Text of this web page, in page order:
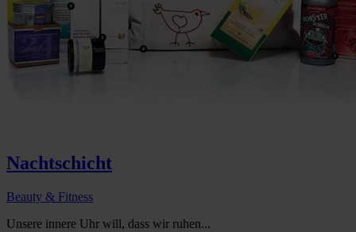
Nachtschicht
Beauty & Fitness
Unsere innere Uhr will, dass wir ruhen...